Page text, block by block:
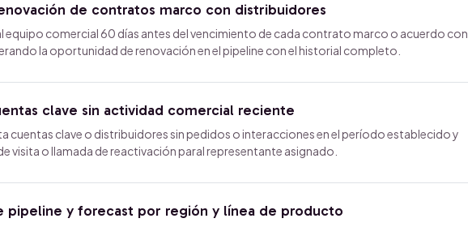
de contratos marco con distribuidores
equipo comercial 60 días antes del vencimiento de cada contrato marco o acuerdo con
la oportunidad de renovación en el pipeline con el historial completo.
clave sin actividad comercial reciente
cuentas clave o distribuidores sin pedidos o interacciones en el período establecido y
visita o llamada de reactivación paral representante asignado.
pipeline y forecast por región y línea de producto